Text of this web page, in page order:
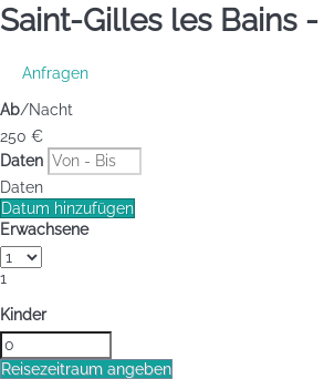
Saint-Gilles les Bains -
Anfragen
Ab/Nacht
250 €
Daten
Daten
Datum hinzufügen
Erwachsene
1
Kinder
Reisezeitraum angeben